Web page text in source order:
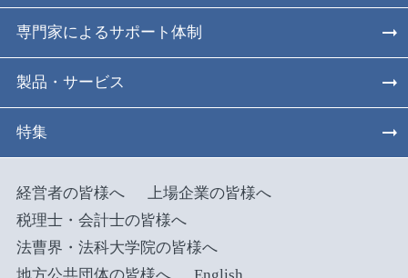
専門家によるサポート体制
製品・サービス
特集
経営者の皆様へ
上場企業の皆様へ
税理士・会計士の皆様へ
法曹界・法科大学院の皆様へ